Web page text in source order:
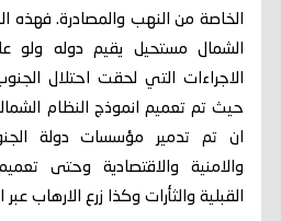
الخاصة من النهب والمصادرة. فهذه
الشمال مستحيل يقيم دوله ولو
الاجراءات التي لحقت احتلال
حيث تم تعميم انموذج النظام
ان تم تدمير مؤسسات دولة
والامنية والاقتصادية وحتى
القبلية والثأرات وكذا زرع الارهاب